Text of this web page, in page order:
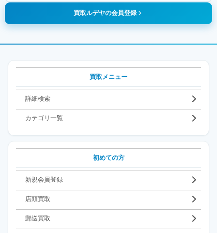
買取ルデヤの会員登録
買取メニュー
詳細検索
カテゴリ一覧
初めての方
新規会員登録
店頭買取
郵送買取